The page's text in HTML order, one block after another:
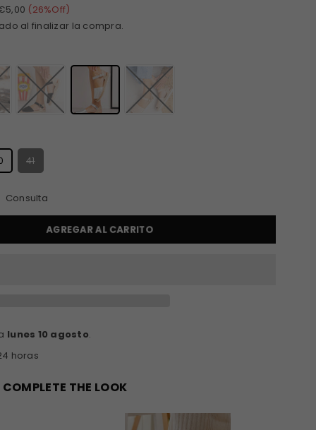
(26%Off)
al finalizar la compra.
41
Consulta
AGREGAR AL CARRITO
lunes 10 agosto.
horas
COMPLETE THE LOOK